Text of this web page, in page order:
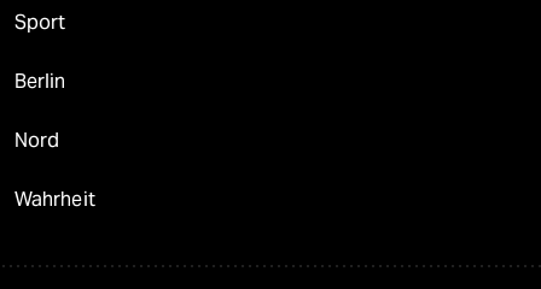
Sport
Berlin
Nord
Wahrheit